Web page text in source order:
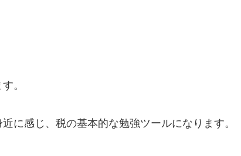
。
に感じ、税の基本的な勉強ツールになります。